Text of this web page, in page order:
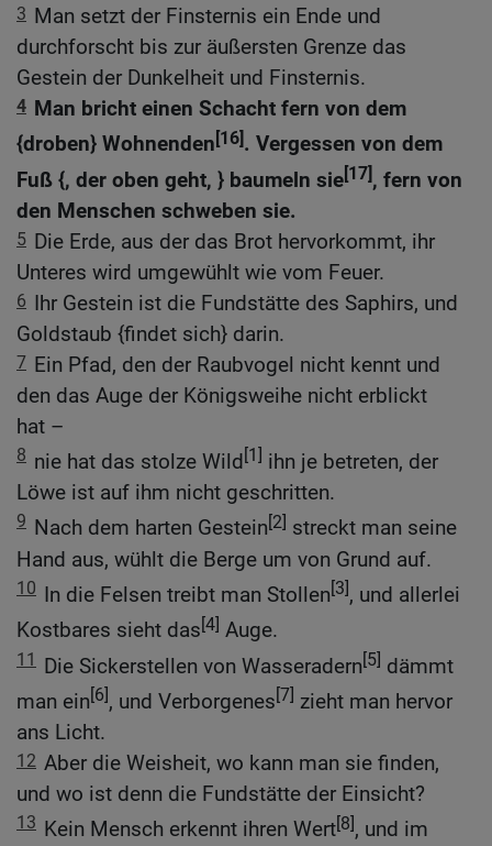
3 Man setzt der Finsternis ein Ende und
durchforscht bis zur äußersten Grenze das
Gestein der Dunkelheit und Finsternis.
4 Man bricht einen Schacht fern von dem
{droben} Wohnenden [16]. Vergessen von dem
Fuß {, der oben geht, } baumeln sie[17], fern von
den Menschen schweben sie.
5 Die Erde, aus der das Brot hervorkommt, ihr
Unteres wird umgewühlt wie vom Feuer.
6 Ihr Gestein ist die Fundstätte des Saphirs, und
Goldstaub {findet sich} darin.
7 Ein Pfad, den der Raubvogel nicht kennt und
den das Auge der Königsweihe nicht erblickt
hat –
8 nie hat das stolze Wild[1] ihn je betreten, der
Löwe ist auf ihm nicht geschritten.
9 Nach dem harten Gestein[2] streckt man seine
Hand aus, wühlt die Berge um von Grund auf.
10 In die Felsen treibt man Stollen[3], und allerlei
Kostbares sieht das[4] Auge.
11 Die Sickerstellen von Wasseradern[5] dämmt
man ein[6], und Verborgenes[7] zieht man hervor
ans Licht.
12 Aber die Weisheit, wo kann man sie finden,
und wo ist denn die Fundstätte der Einsicht?
13 Kein Mensch erkennt ihren Wert[8], und im